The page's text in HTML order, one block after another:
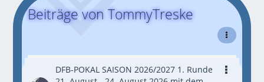
Beiträge von TommyTreske
DFB-POKAL SAISON 2026/2027 1. Runde